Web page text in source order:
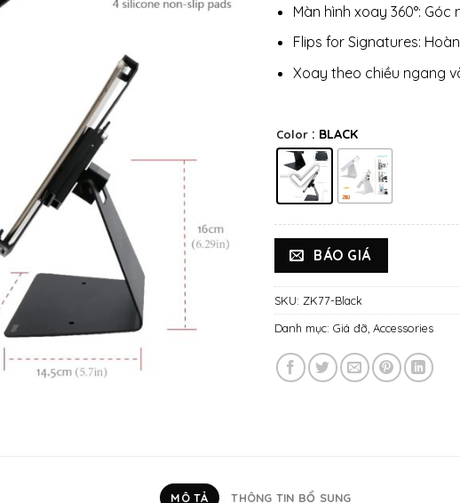
Màn hình xoay 360°:
Flips for Signatures:
Xoay theo chiều ngang
Color : BLACK
BÁO GIÁ
SKU: ZK77-Black
Danh mục: Giá đỡ, Accessories
MÔ TẢ THÔNG TIN BỔ SUNG